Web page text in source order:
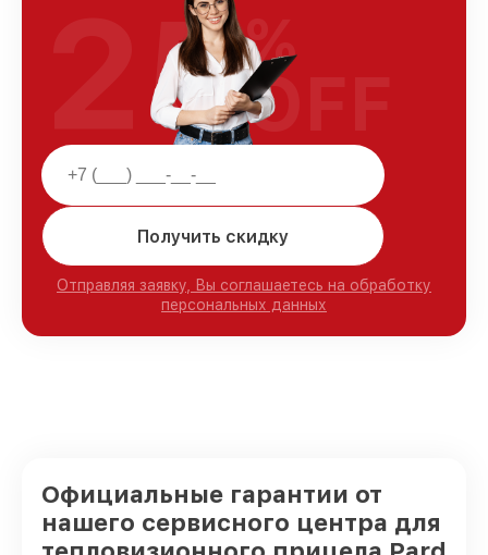
Получить скидку
Отправляя заявку, Вы соглашаетесь на обработку
персональных данных
25%
OFF
Официальные гарантии от
нашего сервисного центра для